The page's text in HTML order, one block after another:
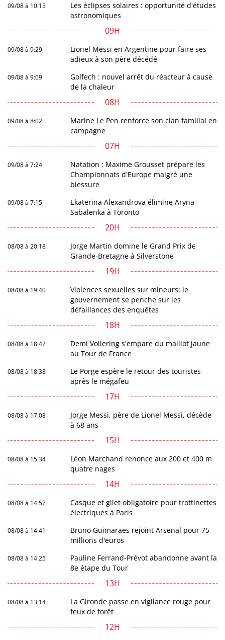
09/08 à 10:15
Les éclipses solaires : opportunité d'études
astronomiques
09H
09/08 à 9:29
Lionel Messi en Argentine pour faire ses
adieux à son père décédé
09/08 à 9:09
Golfech : nouvel arrêt du réacteur à cause
de la chaleur
08H
09/08 à 8:02
Marine Le Pen renforce son clan familial en
campagne
07H
09/08 à 7:24
Natation : Maxime Grousset prépare les
Championnats d'Europe malgré une
blessure
09/08 à 7:15
Ekaterina Alexandrova élimine Aryna
Sabalenka à Toronto
20H
08/08 à 20:18
Jorge Martin domine le Grand Prix de
Grande-Bretagne à Silverstone
19H
08/08 à 19:40
Violences sexuelles sur mineurs: le
gouvernement se penche sur les
défaillances des enquêtes
18H
08/08 à 18:42
Demi Vollering s'empare du maillot jaune
au Tour de France
08/08 à 18:38
Le Porge espère le retour des touristes
après le mégafeu
17H
08/08 à 17:08
Jorge Messi, père de Lionel Messi, décède
à 68 ans
15H
08/08 à 15:34
Léon Marchand renonce aux 200 et 400 m
quatre nages
14H
08/08 à 14:52
Casque et gilet obligatoire pour trottinettes
électriques à Paris
08/08 à 14:41
Bruno Guimaraes rejoint Arsenal pour 75
millions d'euros
08/08 à 14:25
Pauline Ferrand-Prévot abandonne avant la
8e étape du Tour
13H
08/08 à 13:14
La Gironde passe en vigilance rouge pour
feux de forêt
12H